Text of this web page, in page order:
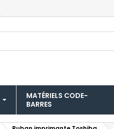
MATÉRIELS CODE-
BARRES